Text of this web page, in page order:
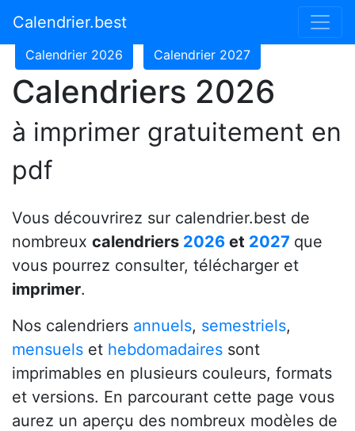
Calendrier.best
Calendrier 2024
Calendrier 2026 Calendrier 2027
Calendriers 2026
à imprimer gratuitement en
pdf
Vous découvrirez sur calendrier.best de
nombreux calendriers 2026 et 2027 que
vous pourrez consulter, télécharger et
imprimer.
Nos calendriers annuels, semestriels,
mensuels et hebdomadaires sont
imprimables en plusieurs couleurs, formats
et versions. En parcourant cette page vous
aurez un aperçu des nombreux modèles de